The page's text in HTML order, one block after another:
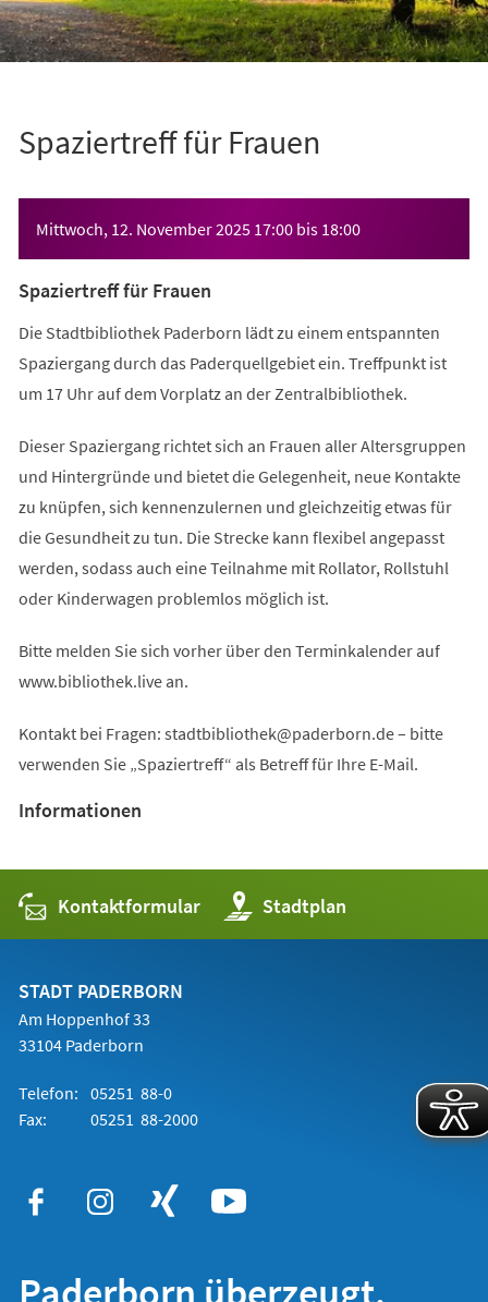
Spaziertreff für Frauen
Mittwoch, 12. November 2025 17:00 bis 18:00
Spaziertreff für Frauen
Die Stadtbibliothek Paderborn lädt zu einem entspannten
Spaziergang durch das Paderquellgebiet ein. Treffpunkt ist
um 17 Uhr auf dem Vorplatz an der Zentralbibliothek.
Dieser Spaziergang richtet sich an Frauen aller Altersgruppen
und Hintergründe und bietet die Gelegenheit, neue Kontakte
zu knüpfen, sich kennenzulernen und gleichzeitig etwas für
die Gesundheit zu tun. Die Strecke kann flexibel angepasst
werden, sodass auch eine Teilnahme mit Rollator, Rollstuhl
oder Kinderwagen problemlos möglich ist.
Bitte melden Sie sich vorher über den Terminkalender auf
www.bibliothek.live an.
Kontakt bei Fragen: stadtbibliothek paderborn de– bitte
verwenden Sie „Spaziertreff“ als Betreff für Ihre E-Mail.
Informationen
Kontaktformular Stadtplan
(Öffnet
in
einem
STADT PADERBORN
Am Hoppenhof 33
33104 Paderborn
Telefon: 05251 88-0
Fax:
05251 88-2000